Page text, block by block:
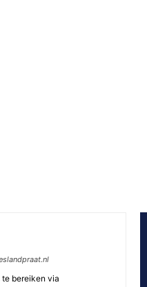
bereiken via